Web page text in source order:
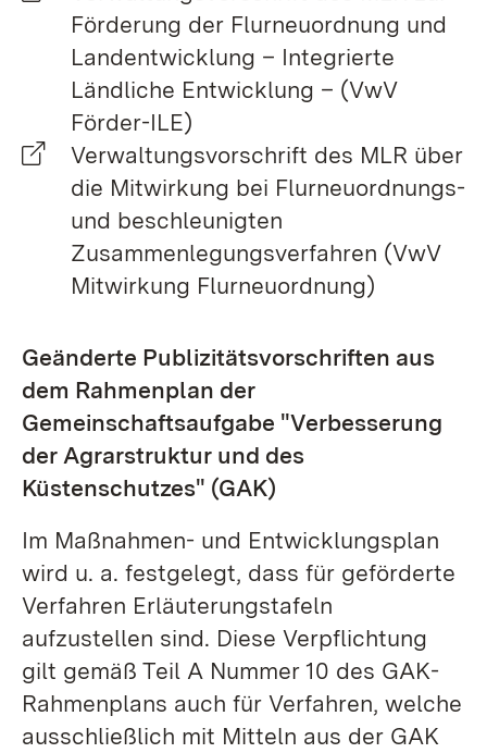
Förderung der Flurneuordnung und
Landentwicklung – Integrierte
Ländliche Entwicklung – (VwV
Förder-ILE)
Verwaltungsvorschrift des MLR über
die Mitwirkung bei Flurneuordnungs-
und beschleunigten
Zusammenlegungsverfahren (VwV
Mitwirkung Flurneuordnung)
Geänderte Publizitätsvorschriften aus
dem Rahmenplan der
Gemeinschaftsaufgabe "Verbesserung
der Agrarstruktur und des
Küstenschutzes" (GAK)
Im Maßnahmen- und Entwicklungsplan
wird u. a. festgelegt, dass für geförderte
Verfahren Erläuterungstafeln
aufzustellen sind. Diese Verpflichtung
gilt gemäß Teil A Nummer 10 des GAK-
Rahmenplans auch für Verfahren, welche
ausschließlich mit Mitteln aus der GAK